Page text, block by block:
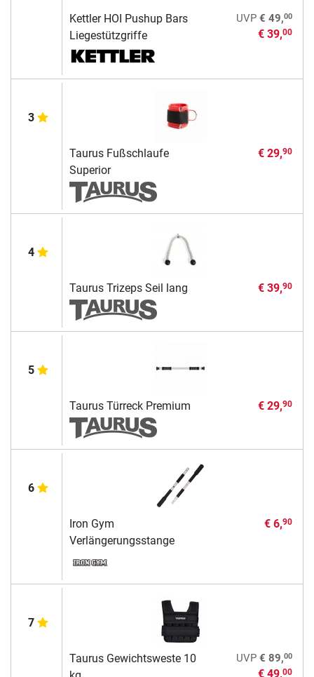
Kettler HOI Pushup Bars
Liegestützgriffe
UVP € 49,00
€ 39,00
3
Taurus Fußschlaufe
Superior
€ 29,90
4
Taurus Trizeps Seil lang € 39,90
5
Taurus Türreck Premium € 29,90
6
Iron Gym
Verlängerungsstange
€ 6,90
7
Taurus Gewichtsweste 10
UVP € 89,00
€ 49,00